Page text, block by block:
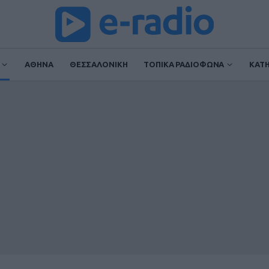
ΑΘΗΝΑ ΘΕΣΣΑΛΟΝΙΚΗ ΤΟΠΙΚΑ ΡΑΔΙΟΦΩΝΑ